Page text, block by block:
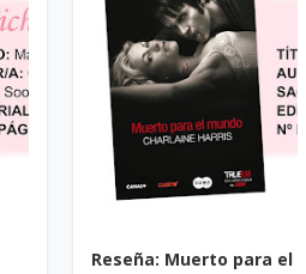
Reseña: Muerto para el